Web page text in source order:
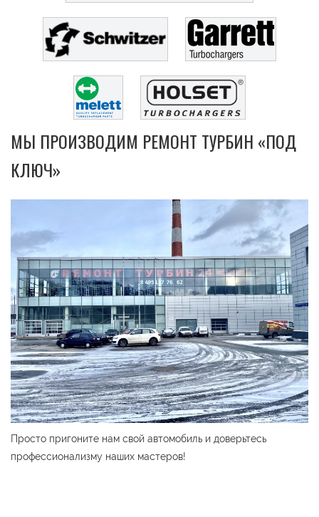
МЫ ПРОИЗВОДИМ РЕМОНТ ТУРБИН «ПОД
КЛЮЧ»
Просто пригоните нам свой автомобиль и доверьтесь
профессионализму наших мастеров!